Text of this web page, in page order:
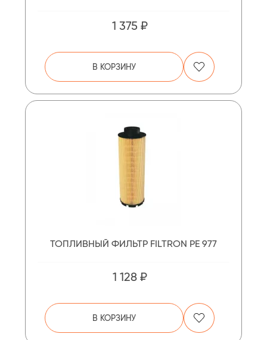
1 375 ₽
В КОРЗИНУ
ТОПЛИВНЫЙ ФИЛЬТР FILTRON PE 977
1 128 ₽
В КОРЗИНУ